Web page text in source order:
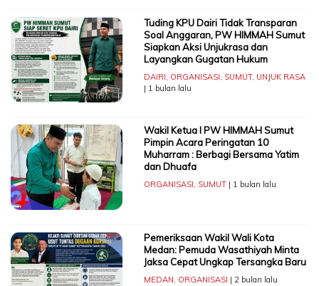
Tuding KPU Dairi Tidak Transparan
Soal Anggaran, PW HIMMAH Sumut
Siapkan Aksi Unjukrasa dan
Layangkan Gugatan Hukum
DAIRI, ORGANISASI, SUMUT, UNJUK RASA
| 1 bulan lalu
Wakil Ketua I PW HIMMAH Sumut
Pimpin Acara Peringatan 10
Muharram : Berbagi Bersama Yatim
dan Dhuafa
ORGANISASI, SUMUT| 1 bulan lalu
Pemeriksaan Wakil Wali Kota
Medan: Pemuda Wasathiyah Minta
Jaksa Cepat Ungkap Tersangka Baru
MEDAN, ORGANISASI | 2 bulan lalu